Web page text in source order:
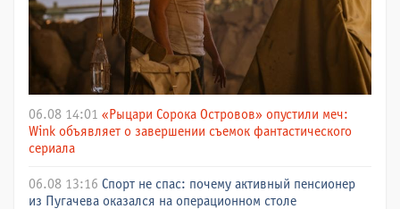
06.08 14:01 «Рыцари Сорока Островов» опустили меч:
Wink объявляет о завершении съемок фантастического
сериала
06.08 13:16 Спорт не спас: почему активный пенсионер
из Пугачева оказался на операционном столе